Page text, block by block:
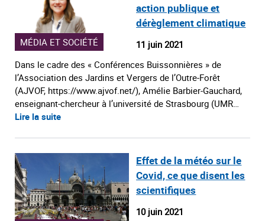
MÉDIA ET SOCIÉTÉ
action publique et
dérèglement climatique
11 juin 2021
Dans le cadre des « Conférences Buissonnières » de
l’Association des Jardins et Vergers de l’Outre-Forêt
(AJVOF, https://www.ajvof.net/), Amélie Barbier-Gauchard,
enseignant-chercheur à l’université de Strasbourg (UMR…
Lire la suite
Effet de la météo sur le
Covid, ce que disent les
scientifiques
10 juin 2021